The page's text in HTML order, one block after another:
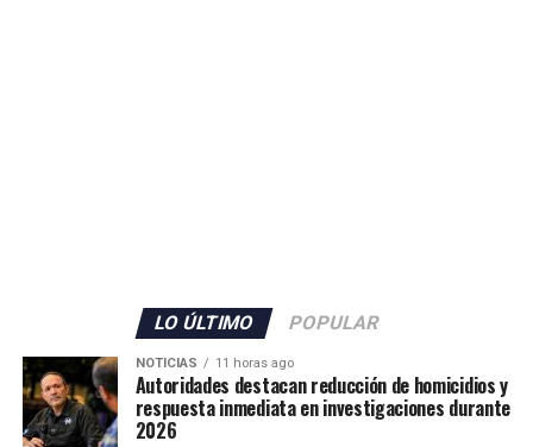
Sheinbaum, quien asistió a la final en el MetLife Stadium
de Nueva York por invitación del presidente
estadounidense Donald Trump, también dedicó un
mensaje de reconocimiento a los aficionados mexicanos
y a la selección nacional.
LO ÚLTIMO POPULAR
NOTICIAS 11 horas ago
Autoridades destacan reducción de homicidios y
respuesta inmediata en investigaciones durante
2026